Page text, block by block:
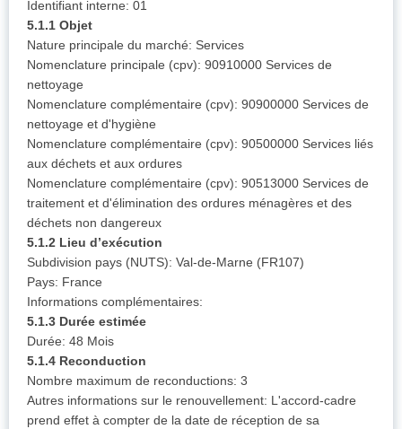
Identifiant interne: 01
5.1.1 Objet
Nature principale du marché: Services
Nomenclature principale (cpv): 90910000 Services de
nettoyage
Nomenclature complémentaire (cpv): 90900000 Services de
nettoyage et d'hygiène
Nomenclature complémentaire (cpv): 90500000 Services liés
aux déchets et aux ordures
Nomenclature complémentaire (cpv): 90513000 Services de
traitement et d'élimination des ordures ménagères et des
déchets non dangereux
5.1.2 Lieu d’exécution
Subdivision pays (NUTS): Val-de-Marne (FR107)
Pays: France
Informations complémentaires:
5.1.3 Durée estimée
Durée: 48 Mois
5.1.4 Reconduction
Nombre maximum de reconductions: 3
Autres informations sur le renouvellement: L'accord-cadre
prend effet à compter de la date de réception de sa